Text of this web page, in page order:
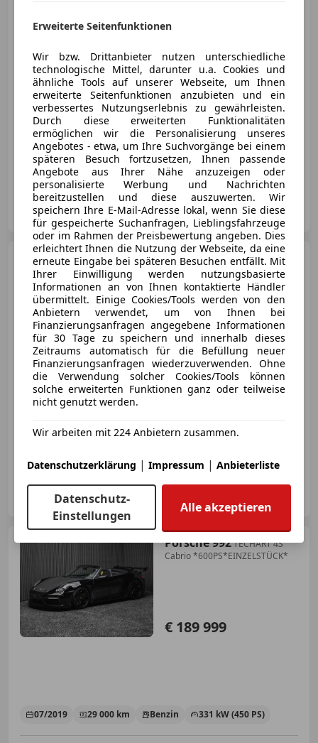
€ 234 960
09/2021 37 044 km Benzin 375 kW (510 PS)
T und A Autoshop GmbH
AT-6850 Dornbirn
Porsche 991GT3 911
€ 158 990
11/2014 49 000 km Benzin
350 kW (476 PS)
LuCars GmbH
AT-5020 Salzburg
Porsche 992TECHART 4S
Cabrio *600PS*EINZELSTÜCK*
€ 189 999
07/2019 29 000 km Benzin 331 kW (450 PS)
Erweiterte Seitenfunktionen
Wir bzw. Drittanbieter nutzen unterschiedliche
technologische Mittel, darunter u.a. Cookies und
ähnliche Tools auf unserer Webseite, um Ihnen
erweiterte Seitenfunktionen anzubieten und ein
verbessertes Nutzungserlebnis zu gewährleisten.
Durch diese erweiterten Funktionalitäten
ermöglichen wir die Personalisierung unseres
Angebotes - etwa, um Ihre Suchvorgänge bei einem
späteren Besuch fortzusetzen, Ihnen passende
Angebote aus Ihrer Nähe anzuzeigen oder
personalisierte Werbung und Nachrichten
bereitzustellen und diese auszuwerten. Wir
speichern Ihre E-Mail-Adresse lokal, wenn Sie diese
für gespeicherte Suchanfragen, Lieblingsfahrzeuge
oder im Rahmen der Preisbewertung angeben. Dies
erleichtert Ihnen die Nutzung der Webseite, da eine
erneute Eingabe bei späteren Besuchen entfällt. Mit
Ihrer Einwilligung werden nutzungsbasierte
Informationen an von Ihnen kontaktierte Händler
übermittelt. Einige Cookies/Tools werden von den
Anbietern verwendet, um von Ihnen bei
Finanzierungsanfragen angegebene Informationen
für 30 Tage zu speichern und innerhalb dieses
Zeitraums automatisch für die Befüllung neuer
Finanzierungsanfragen wiederzuverwenden. Ohne
die Verwendung solcher Cookies/Tools können
solche erweiterten Funktionen ganz oder teilweise
nicht genutzt werden.
Wir arbeiten mit 224 Anbietern zusammen.
Datenschutzerklärung | Impressum | Anbieterliste
Datenschutz-
Einstellungen
Alle akzeptieren